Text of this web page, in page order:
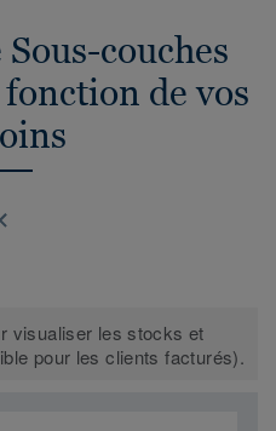
couches
de vos
visualiser les stocks et
pour les clients facturés).